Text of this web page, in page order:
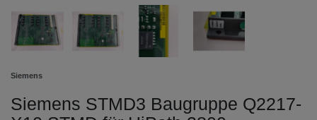
Siemens
Siemens STMD3 Baugruppe Q2217-